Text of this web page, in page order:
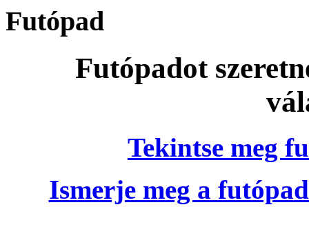
Futópad
Futópadot
Tekintse meg
Ismerje meg a